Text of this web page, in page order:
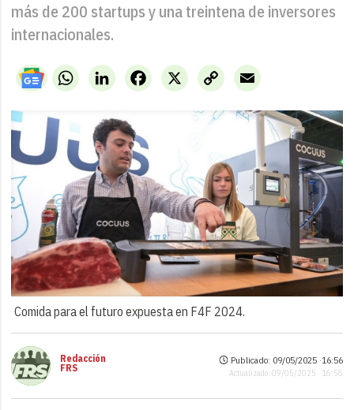
más de 200 startups y una treintena de inversores
internacionales.
WhatsAppLinkedIn X
Facebook
Copy
Link
Email
Comida para el futuro expuesta en F4F 2024.
Redacción
FRS
Publicado: 09/05/2025 ·16:56
Actualizado: 09/05/2025 · 16:58